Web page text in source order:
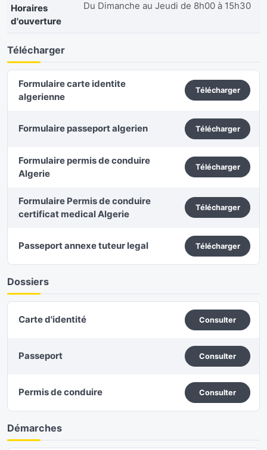
Horaires
d'ouverture
Du Dimanche au Jeudi de 8h00 à 15h30
Télécharger
Formulaire carte identite
algerienne
Télécharger
Formulaire passeport algerien Télécharger
Formulaire permis de conduire
Algerie
Télécharger
Formulaire Permis de conduire
certificat medical Algerie
Télécharger
Passeport annexe tuteur legal Télécharger
Dossiers
Carte d'identité Consulter
Passeport Consulter
Permis de conduire Consulter
Démarches